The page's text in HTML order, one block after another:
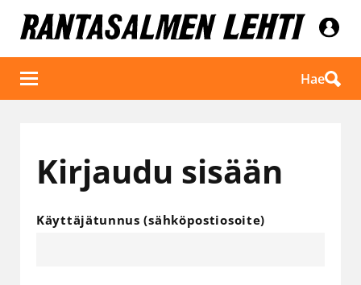
Hae
Kirjaudu sisään
Käyttäjätunnus (sähköpostiosoite)